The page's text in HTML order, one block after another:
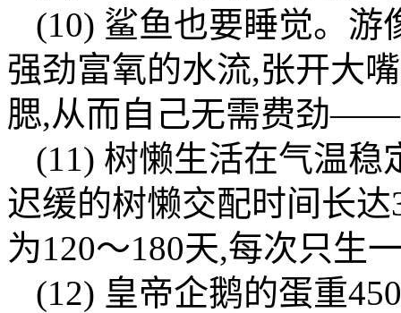
(10) 鲨鱼也要睡觉。
强劲富氧的水流,张开大
腮,从而自己无需费劲——
(11) 树懒生活在气温稳
迟缓的树懒交配时间长
为120～180天,每次只
(12) 皇帝企鹅的蛋重